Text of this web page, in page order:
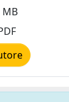
MB